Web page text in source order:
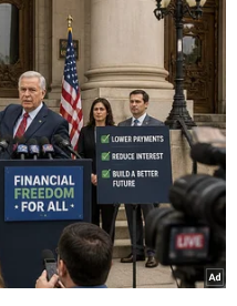
chuyển thoát ra khỏi
nơi neo đậu, tránh
lý chặt các phương
tra, hướng dẫn
chủ động triển khai
toàn cho người, lồng
trên biển, ven biển,